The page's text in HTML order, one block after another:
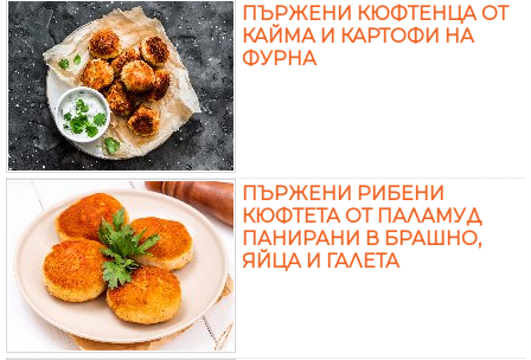
ПЪРЖЕНИ КЮФТЕНЦА ОТ
КАЙМА И КАРТОФИ НА
ФУРНА
ПЪРЖЕНИ РИБЕНИ
КЮФТЕТА ОТ ПАЛАМУД
ПАНИРАНИ В БРАШНО,
ЯЙЦА И ГАЛЕТА